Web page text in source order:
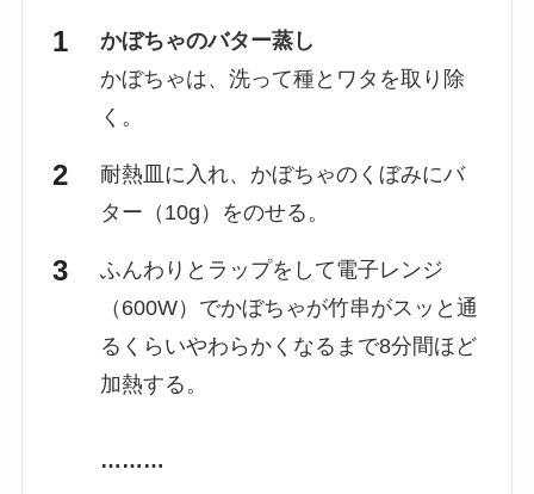
かぼちゃのバター蒸し
かぼちゃは、洗って種とワタを取り除
く。
耐熱皿に入れ、かぼちゃのくぼみにバ
ター（10g）をのせる。
ふんわりとラップをして電子レンジ
（600W）でかぼちゃが竹串がスッと通
るくらいやわらかくなるまで8分間ほど
加熱する。
………